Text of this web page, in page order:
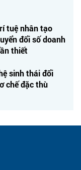
tuệ nhân tạo
đổi số doanh
thiết
sinh thái đổi
chế đặc thù